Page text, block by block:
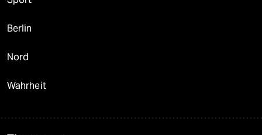
Berlin
Nord
Wahrheit